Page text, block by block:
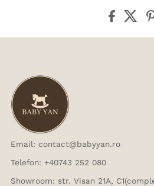
Email: contact@babyyan.ro
Telefon: +40743 252 080
Showroom: str. Visan 21A,